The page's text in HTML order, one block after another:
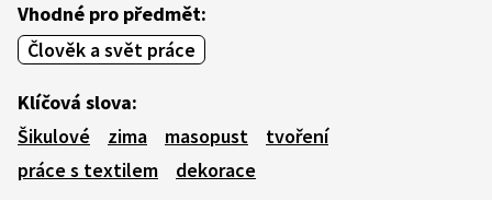
Vhodné pro předmět:
Člověk a svět práce
Klíčová slova:
Šikulové
zima masopust
tvoření
práce s textilem
dekorace